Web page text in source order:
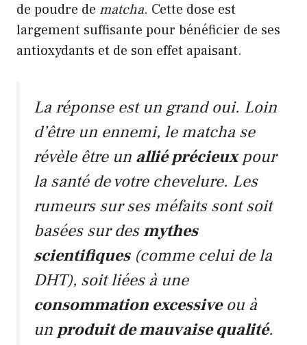
de poudre de matcha. Cette dose est
largement suffisante pour bénéficier de ses
antioxydants et de son effet apaisant.
La réponse est un grand oui. Loin
d’être un ennemi, lematcha se
révèle être un allié précieuxpour
la santé de votre chevelure. Les
rumeurs sur ses méfaits sont soit
basées sur desmythes
scientifiques(comme celui de la
DHT), soit liées à une
consommation excessiveou à
un produit de mauvaise qualité.